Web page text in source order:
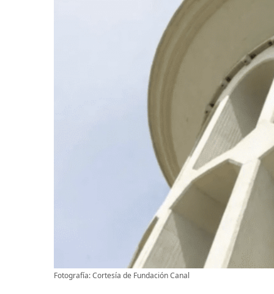
Fotografía: Cortesía de Fundación Canal